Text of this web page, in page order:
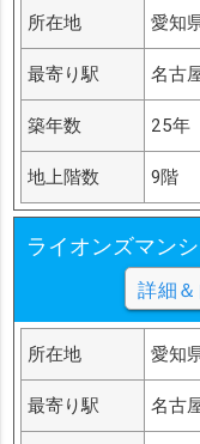
所在地 愛知
最寄り駅 名古
築年数 25年
地上階数 9階
ライオンズマン
詳細
所在地 愛知
最寄り駅 名古